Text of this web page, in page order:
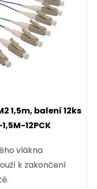
1,5m, balení 12ks
12PCK
vlákna
k zakončení